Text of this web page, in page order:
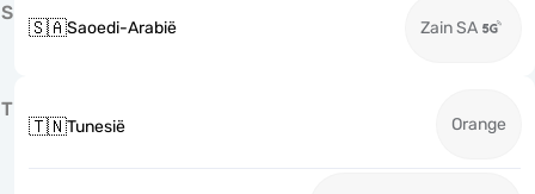
S
🇸🇦Saoedi-Arabië Zain SA
T
🇹🇳Tunesië Orange